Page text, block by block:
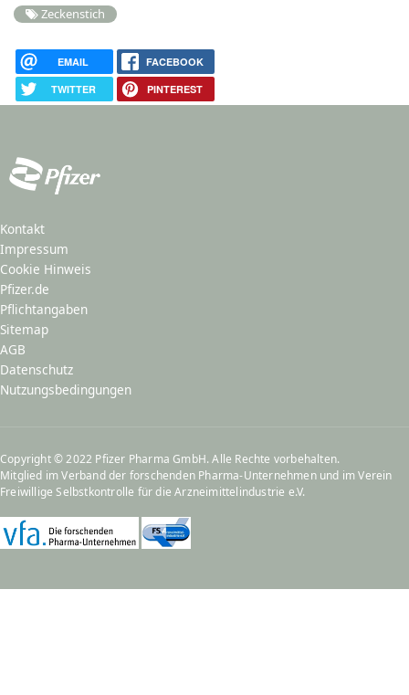
Zeckenstich
EMAIL FACEBOOK
TWITTER PINTEREST
Kontakt
Impressum
Cookie Hinweis
Pfizer.de
Pflichtangaben
Sitemap
AGB
Datenschutz
Nutzungsbedingungen
Copyright © 2022 Pfizer Pharma GmbH. Alle Rechte vorbehalten.
Mitglied imVerband der forschenden Pharma-Unternehmenund imVerein
Freiwillige Selbstkontrolle für die Arzneimittelindustrie e.V.